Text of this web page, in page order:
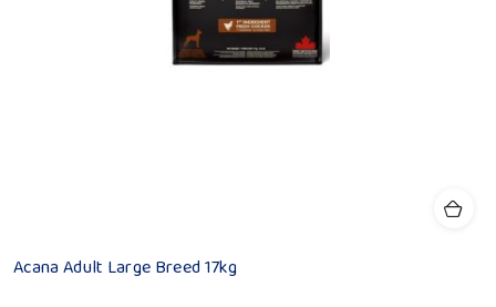
Acana Adult Large Breed 17kg